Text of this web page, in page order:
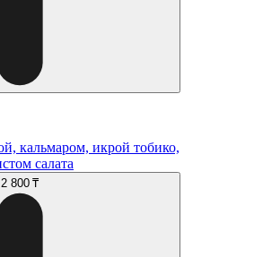
кальмаром, икрой тобико,
салата
2 800 ₸